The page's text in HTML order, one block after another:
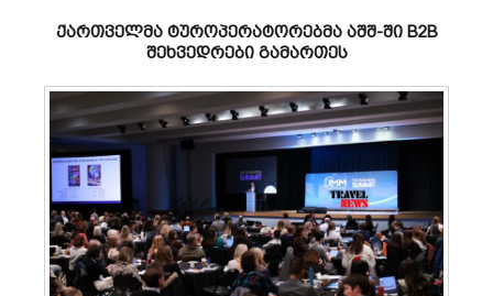
ქართველმა ტუროპერატორებმა აშშ-ში B2B
შეხვედრები გამართეს